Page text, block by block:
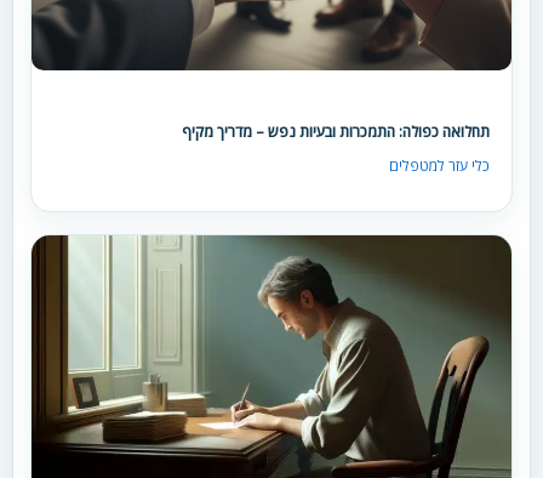
תחלואה כפולה: התמכרות ובעיות נפש – מדריך מקיף
כלי עזר למטפלים